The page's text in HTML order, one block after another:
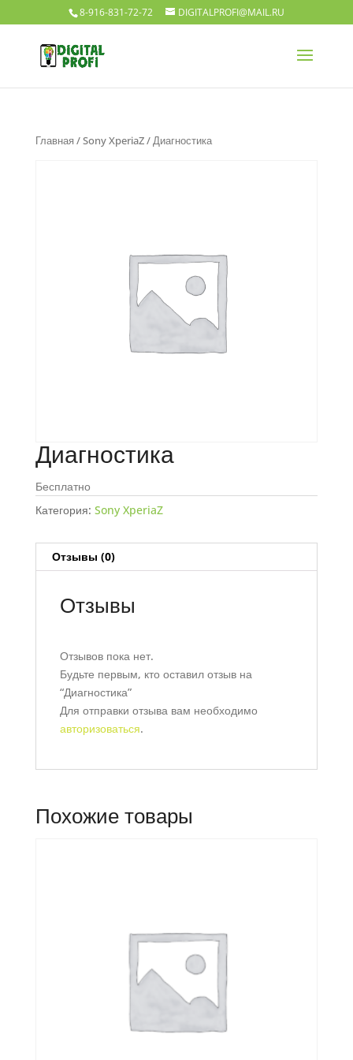
8-916-831-72-72 DIGITALPROFI@MAIL.RU
Главная /Sony XperiaZ/ Диагностика
Диагностика
Бесплатно
Категория: Sony XperiaZ
Отзывы (0)
Отзывы
Отзывов пока нет.
Будьте первым, кто оставил отзыв на
“Диагностика”
Для отправки отзыва вам необходимо
авторизоваться.
Похожие товары